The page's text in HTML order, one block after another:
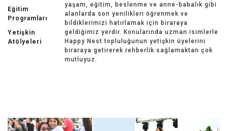
Eğitim
Programları
Yetişkin
Atölyeleri
yaşam, eğitim, beslenme ve anne-babalık gibi
alanlarda son yenilikleri öğrenmek ve
bildiklerimizi hatırlamak için biraraya
geldiğimiz yerdir. Konularında uzman isimlerle
Happy Nest topluluğunun yetişkin üyelerini
biraraya getirerek rehberlik sağlamaktan çok
mutluyuz.